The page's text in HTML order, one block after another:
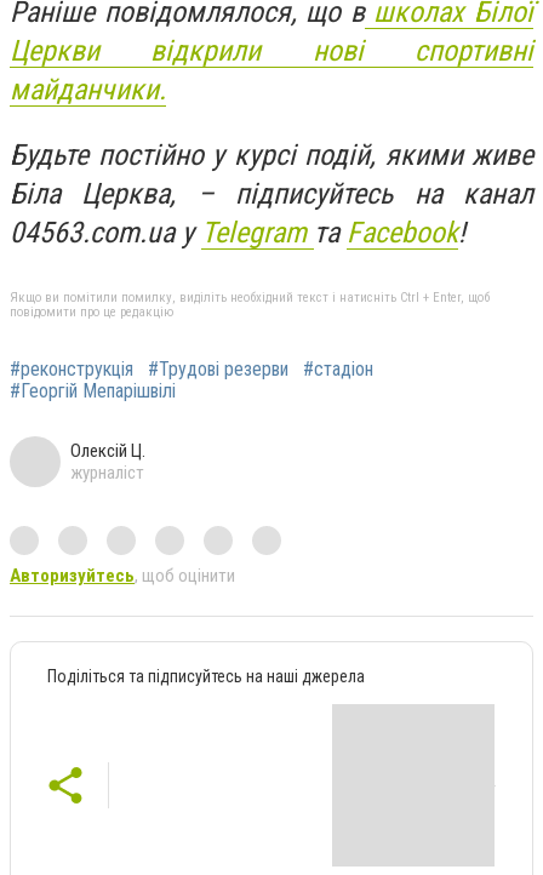
Раніше повідомлялося, що вшколах Білої
Церкви відкрили нові спортивні
майданчики.
Будьте постійно у курсі подій, якими живе
Біла Церква, – підписуйтесь на канал
04563.com.ua у Telegram та Facebook!
Якщо ви помітили помилку, виділіть необхідний текст і натисніть Ctrl + Enter, щоб
повідомити про це редакцію
#реконструкція #Трудові резерви
#стадіон
#Георгій Мепарішвілі
Олексій Ц.
журналіст
Авторизуйтесь, щоб оцінити
Поділіться та підписуйтесь на наші джерела